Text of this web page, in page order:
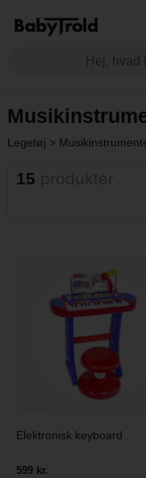
Legetøj >
15
Elektronisk keyboard
599 kr.